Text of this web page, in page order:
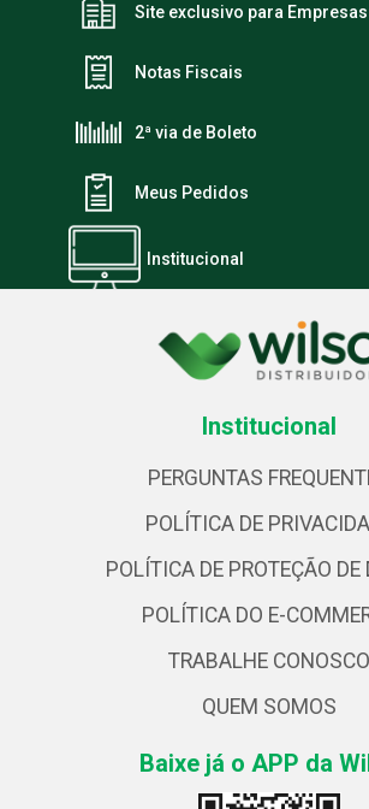
Site exclusivo para Empresas
Notas Fiscais
2ª via de Boleto
Meus Pedidos
Institucional
Institucional
PERGUNTAS
POLÍTICA DE
POLÍTICA DE PROTEÇÃO DE
POLÍTICA DO E-
TRABALHE CONOSCO
QUEM SOMOS
Baixe já o APP da